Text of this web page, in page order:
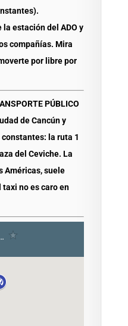
estación del ADO y
compañías. Mira
por libre por
PÚBLICO
de Cancún y
constantes: la ruta 1
del Ceviche. La
Américas, suele
taxi no es caro en